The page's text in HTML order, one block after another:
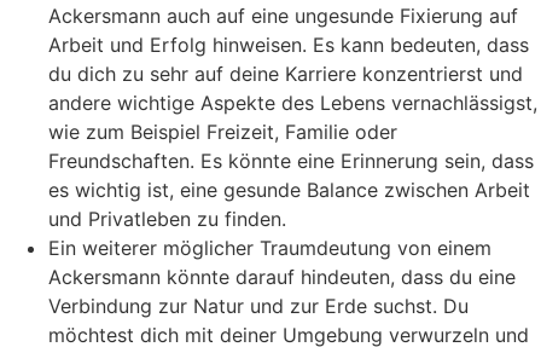
Ackersmann auch auf eine ungesunde Fixierung auf
Arbeit und Erfolg hinweisen. Es kann bedeuten, dass
du dich zu sehr auf deine Karriere konzentrierst und
andere wichtige Aspekte des Lebens vernachlässigst,
wie zum Beispiel Freizeit, Familie oder
Freundschaften. Es könnte eine Erinnerung sein, dass
es wichtig ist, eine gesunde Balance zwischen Arbeit
und Privatleben zu finden.
Ein weiterer möglicher Traumdeutung von einem
Ackersmann könnte darauf hindeuten, dass du eine
Verbindung zur Natur und zur Erde suchst. Du
möchtest dich mit deiner Umgebung verwurzeln und